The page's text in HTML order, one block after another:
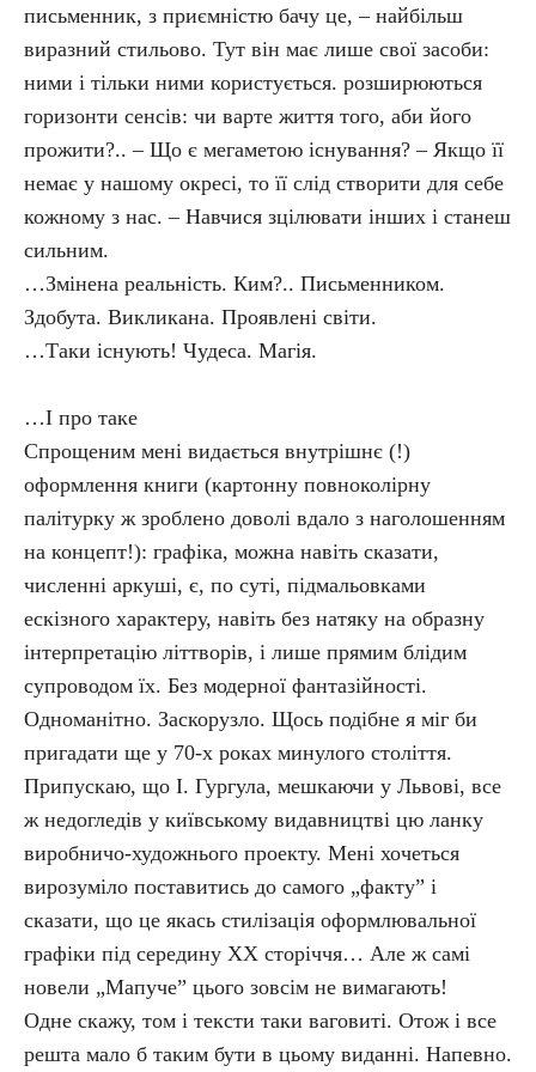
письменник, з приємністю бачу це, – найбільш
виразний стильово. Тут він має лише свої засоби:
ними і тільки ними користується. розширюються
горизонти сенсів: чи варте життя того, аби його
прожити?.. – Що є мегаметою існування? – Якщо її
немає у нашому окресі, то її слід створити для себе
кожному з нас. – Навчися зцілювати інших і станеш
сильним.
…Змінена реальність. Ким?.. Письменником.
Здобута. Викликана. Проявлені світи.
…Таки існують! Чудеса. Магія.
…І про таке
Спрощеним мені видається внутрішнє (!)
оформлення книги (картонну повноколірну
палітурку ж зроблено доволі вдало з наголошенням
на концепт!): графіка, можна навіть сказати,
численні аркуші, є, по суті, підмальовками
ескізного характеру, навіть без натяку на образну
інтерпретацію літтворів, і лише прямим блідим
супроводом їх. Без модерної фантазійності.
Одноманітно. Заскорузло. Щось подібне я міг би
пригадати ще у 70-х роках минулого століття.
Припускаю, що І. Гургула, мешкаючи у Львові, все
ж недогледів у київському видавництві цю ланку
виробничо-художнього проекту. Мені хочеться
вирозуміло поставитись до самого „факту” і
сказати, що це якась стилізація оформлювальної
графіки під середину ХХ сторіччя… Але ж самі
новели „Мапуче” цього зовсім не вимагають!
Одне скажу, том і тексти таки ваговиті. Отож і все
решта мало б таким бути в цьому виданні. Напевно.